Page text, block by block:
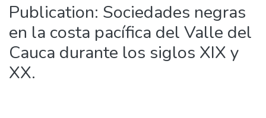
Publication: Sociedades negras
en la costa pacífica del Valle del
Cauca durante los siglos XIX y
XX.